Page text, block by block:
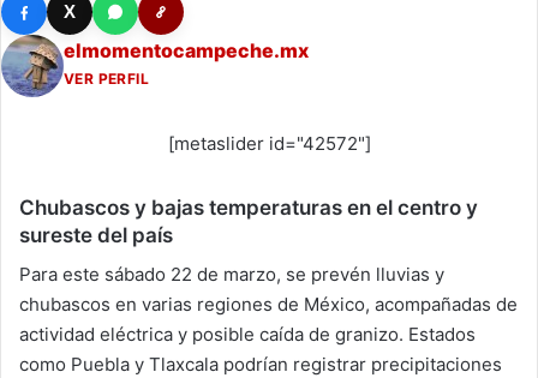
X
elmomentocampeche.mx
VER PERFIL
[metaslider id="42572"]
Chubascos y bajas temperaturas en el centro y
sureste del país
Para este sábado 22 de marzo, se prevén lluvias y
chubascos en varias regiones de México, acompañadas de
actividad eléctrica y posible caída de granizo. Estados
como Puebla y Tlaxcala podrían registrar precipitaciones